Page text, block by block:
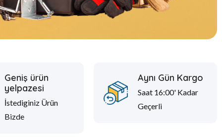
Geniş ürün
yelpazesi
İstediginiz Ürün
Bizde
Aynı Gün Kargo
Saat 16:00' Kadar
Geçerli